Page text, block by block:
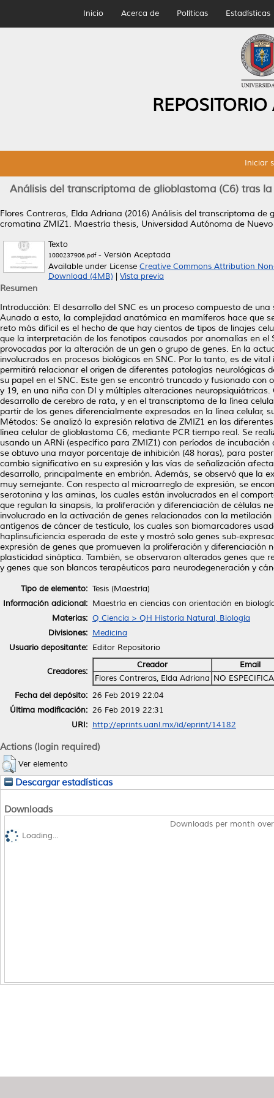
Inicio Acerca de Políticas Estadísticas
Iniciar
Análisis del transcriptoma de glioblastoma (C6) tras
Flores Contreras, Elda Adriana (2016) Análisis del transcriptoma de
cromatina ZMIZ1. Maestría thesis, Universidad Autónoma de
Texto
1080237906.pdf- Versión Aceptada
Available under License Creative Commons Attribution
Download (4MB)
Vista previa
Resumen
Introducción: El desarrollo del SNC es un proceso compuesto de
Aunado a esto, la complejidad anatómica en mamíferos hace que
reto más difícil es el hecho de que hay cientos de tipos de linajes
que la interpretación de los fenotipos causados por anomalías en
provocadas por la alteración de un gen o grupo de genes. En la
involucrados en procesos biológicos en SNC. Por lo tanto, es de
permitirá relacionar el origen de diferentes patologías neurológicas
su papel en el SNC. Este gen se encontró truncado y fusionado
y 19, en una niña con DI y múltiples alteraciones
desarrollo de cerebro de rata, y en el transcriptoma de la línea
partir de los genes diferencialmente expresados en la línea celular,
Métodos: Se analizó la expresión relativa de ZMIZ1 en las
línea celular de glioblastoma C6, mediante PCR tiempo real. Se
usando un ARNi (específico para ZMIZ1) con períodos de
se obtuvo una mayor porcentaje de inhibición (48 horas), para
cambio significativo en su expresión y las vías de señalización
desarrollo, principalmente en embrión. Además, se observó que la
muy semejante. Con respecto al microarreglo de expresión, se
serotonina y las aminas, los cuales están involucrados en el
que regulan la sinapsis, la proliferación y diferenciación de células
involucrado en la activación de genes relacionados con la
antígenos de cáncer de testículo, los cuales son biomarcadores
haplinsuficiencia esperada de este y mostró solo genes sub-
expresión de genes que promueven la proliferación y
plasticidad sináptica. También, se observaron alterados genes
y genes que son blancos terapéuticos para neurodegeneración y
Tipo de elemento: Tesis (Maestría)
Información adicional: Maestría en ciencias con orientación en
Materias: Q Ciencia > QH Historia Natural, Biología
Divisiones: Medicina
Usuario depositante: Editor Repositorio
Creadores:
Creador
Email
Flores Contreras, Elda Adriana NO
Fecha del depósito: 26 Feb 2019 22:04
Última modificación: 26 Feb 2019 22:31
URI: http://eprints.uanl.mx/id/eprint/14182
Actions (login required)
Ver elemento
Descargar estadísticas
Downloads
Downloads per month
Loading...